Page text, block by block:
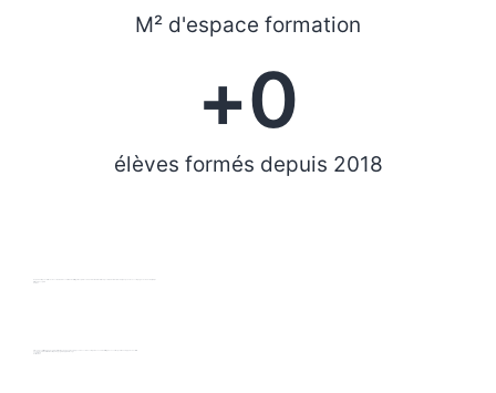
M² d'espace formation
élèves formés depuis 2018
+0